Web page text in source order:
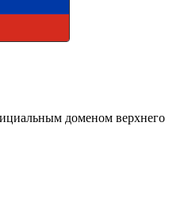
доменом верхнего